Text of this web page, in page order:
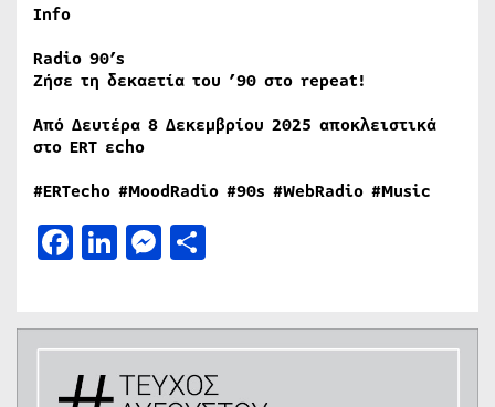
Info
Radio 90’s
Ζήσε τη δεκαετία του ’90 στο repeat!
Από Δευτέρα 8 Δεκεμβρίου 2025 αποκλειστικά
στο ERT εcho
#ERTecho #MoodRadio #90s #WebRadio #Music
Facebook
LinkedIn
Messenger